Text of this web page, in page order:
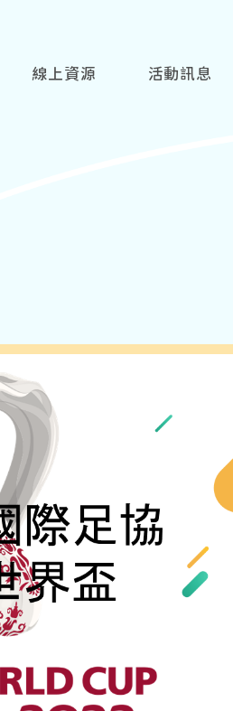
線上資源 活動訊息